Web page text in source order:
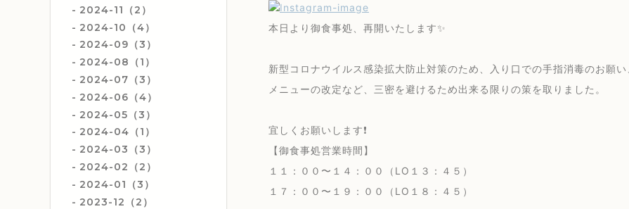
2024-11（2）
2024-10（4）
2024-09（3）
2024-08（1）
2024-07（3）
2024-06（4）
2024-05（3）
2024-04（1）
2024-03（3）
2024-02（2）
2024-01（3）
2023-12（2）
本日より御食事処、再開いたします✨
新型コロナウイルス感染拡大防止対策のため、入り口での手指消毒のお願
メニューの改定など、三密を避けるため出来る限りの策を取りました。
宜しくお願いします❗️
【御食事処営業時間】
１１：００〜１４：００（LO１３：４５）
１７：００〜１９：００（LO１８：４５）